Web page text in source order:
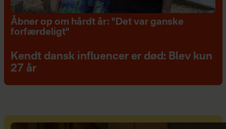
Åbner op om hårdt år: "Det var ganske
forfærdeligt"
Kendt dansk influencer er død: Blev kun
27 år